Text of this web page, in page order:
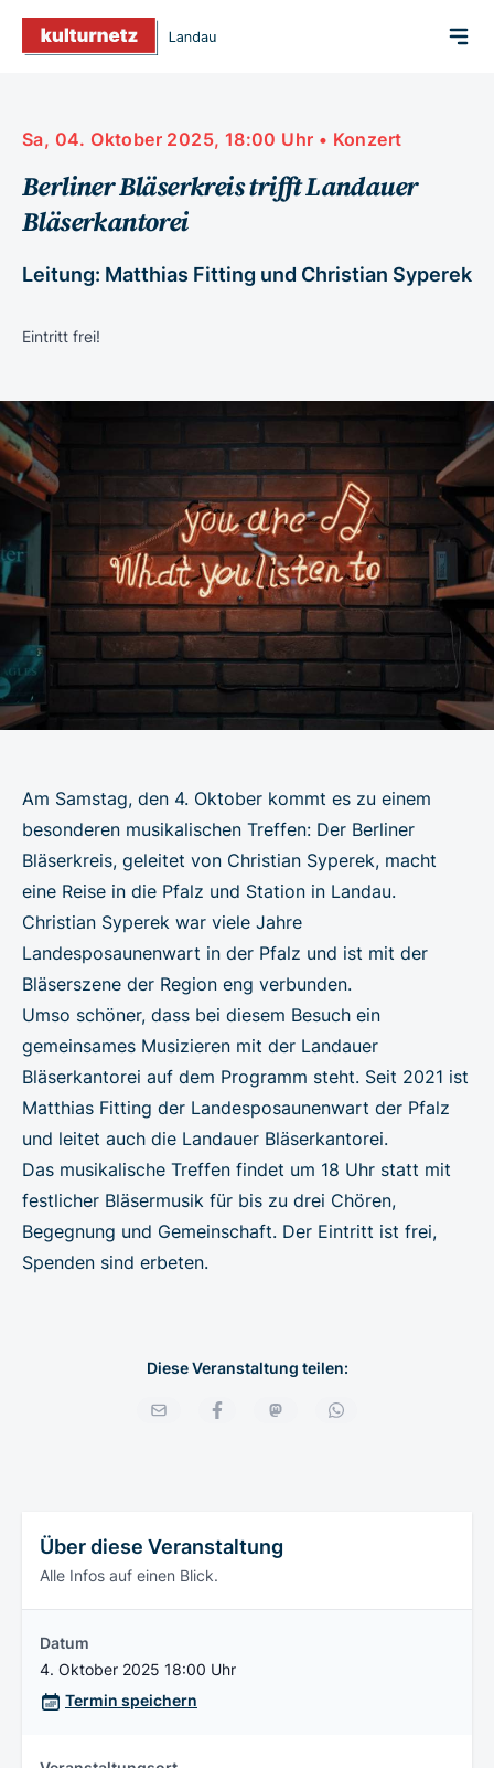
Sa, 04. Oktober 2025, 18:00 Uhr • Konzert
Berliner Bläserkreis trifft Landauer
Bläserkantorei
Leitung: Matthias Fitting und Christian Syperek
Eintritt frei!
Am Samstag, den 4. Oktober kommt es zu einem
besonderen musikalischen Treffen: Der Berliner
Bläserkreis, geleitet von Christian Syperek, macht
eine Reise in die Pfalz und Station in Landau.
Christian Syperek war viele Jahre
Landesposaunenwart in der Pfalz und ist mit der
Bläserszene der Region eng verbunden.
Umso schöner, dass bei diesem Besuch ein
gemeinsames Musizieren mit der Landauer
Bläserkantorei auf dem Programm steht. Seit 2021 ist
Matthias Fitting der Landesposaunenwart der Pfalz
und leitet auch die Landauer Bläserkantorei.
Das musikalische Treffen findet um 18 Uhr statt mit
festlicher Bläsermusik für bis zu drei Chören,
Begegnung und Gemeinschaft. Der Eintritt ist frei,
Spenden sind erbeten.
Diese Veranstaltung teilen:
Über diese Veranstaltung
Alle Infos auf einen Blick.
Datum
4. Oktober 2025 18:00 Uhr
Termin speichern